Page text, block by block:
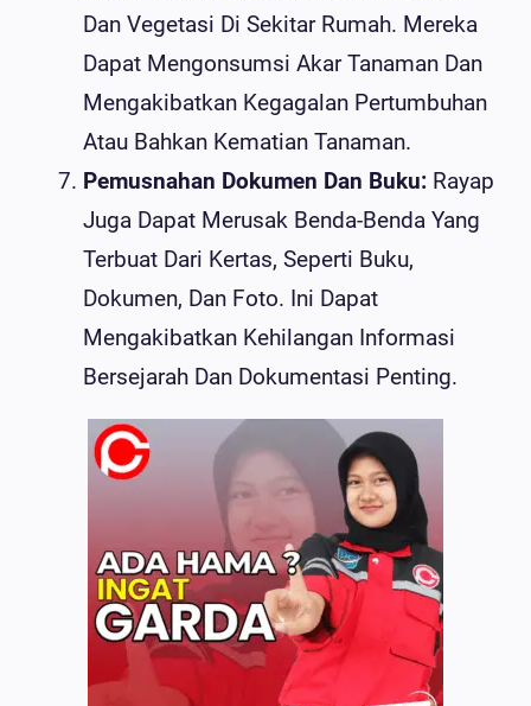
Dan Vegetasi Di Sekitar Rumah. Mereka
Dapat Mengonsumsi Akar Tanaman Dan
Mengakibatkan Kegagalan Pertumbuhan
Atau Bahkan Kematian Tanaman.
Pemusnahan Dokumen Dan Buku: Rayap
Juga Dapat Merusak Benda-Benda Yang
Terbuat Dari Kertas, Seperti Buku,
Dokumen, Dan Foto. Ini Dapat
Mengakibatkan Kehilangan Informasi
Bersejarah Dan Dokumentasi Penting.